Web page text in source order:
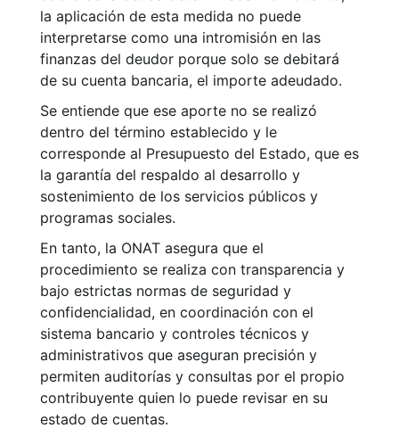
la aplicación de esta medida no puede
interpretarse como una intromisión en las
finanzas del deudor porque solo se debitará
de su cuenta bancaria, el importe adeudado.
Se entiende que ese aporte no se realizó
dentro del término establecido y le
corresponde al Presupuesto del Estado, que es
la garantía del respaldo al desarrollo y
sostenimiento de los servicios públicos y
programas sociales.
En tanto, la ONAT asegura que el
procedimiento se realiza con transparencia y
bajo estrictas normas de seguridad y
confidencialidad, en coordinación con el
sistema bancario y controles técnicos y
administrativos que aseguran precisión y
permiten auditorías y consultas por el propio
contribuyente quien lo puede revisar en su
estado de cuentas.